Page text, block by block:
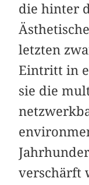
die hinter
letzten
Eintritt in
sie die
verschärft